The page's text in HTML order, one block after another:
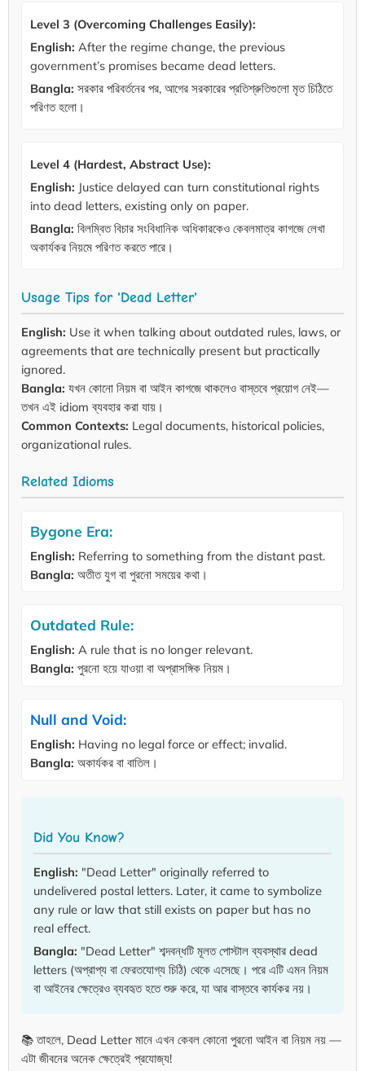
Level 3 (Overcoming Challenges Easily):
English: After the regime change, the previous
government’s promises became dead letters.
Bangla: সরকার পরিবর্তনের পর, আগের সরকারের প্রতিশ্রুতিগুলো মৃত চিঠিতে
পরিণত হলো।
Level 4 (Hardest, Abstract Use):
English: Justice delayed can turn constitutional rights
into dead letters, existing only on paper.
Bangla: বিলম্বিত বিচার সংবিধানিক অধিকারকেও কেবলমাত্র কাগজে লেখা
অকার্যকর নিয়মে পরিণত করতে পারে।
Usage Tips for 'Dead Letter'
English: Use it when talking about outdated rules, laws, or
agreements that are technically present but practically
ignored.
Bangla: যখন কোনো নিয়ম বা আইন কাগজে থাকলেও বাস্তবে প্রয়োগ নেই—
তখন এই idiom ব্যবহার করা যায়।
Common Contexts: Legal documents, historical policies,
organizational rules.
Related Idioms
Bygone Era:
English: Referring to something from the distant past.
Bangla: অতীত যুগ বা পুরনো সময়ের কথা।
Outdated Rule:
English: A rule that is no longer relevant.
Bangla: পুরনো হয়ে যাওয়া বা অপ্রাসঙ্গিক নিয়ম।
Null and Void:
English: Having no legal force or effect; invalid.
Bangla: অকার্যকর বা বাতিল।
Did You Know?
English: "Dead Letter" originally referred to
undelivered postal letters. Later, it came to symbolize
any rule or law that still exists on paper but has no
real effect.
Bangla: "Dead Letter" শব্দবন্ধটি মূলত পোস্টাল ব্যবস্থার dead
letters (অপ্রাপ্য বা ফেরতযোগ্য চিঠি) থেকে এসেছে। পরে এটি এমন নিয়ম
বা আইনের ক্ষেত্রেও ব্যবহৃত হতে শুরু করে, যা আর বাস্তবে কার্যকর নয়।
📚 তাহলে, Dead Letter মানে এখন কেবল কোনো পুরনো আইন বা নিয়ম নয় —
এটা জীবনের অনেক ক্ষেত্রেই প্রযোজ্য!